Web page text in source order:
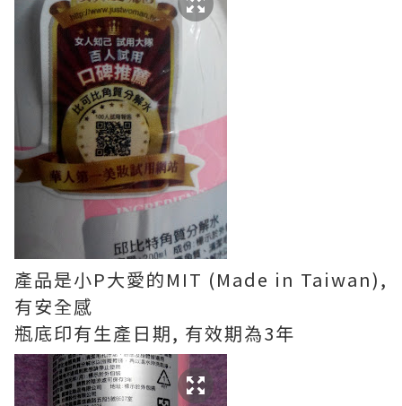
產品是小P大愛的MIT (Made in Taiwan),
有安全感
瓶底印有生產日期, 有效期為3年